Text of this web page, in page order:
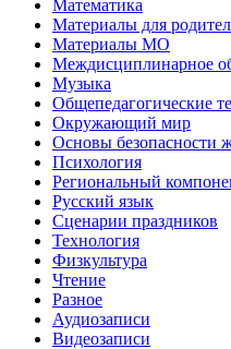
Математика
Материалы для
Материалы МО
Междисциплинарное
Музыка
Общепедагогические
Окружающий мир
Основы безопасности
Психология
Региональный
Русский язык
Сценарии праздников
Технология
Физкультура
Чтение
Разное
Аудиозаписи
Видеозаписи